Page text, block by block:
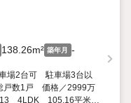
138.26m² 築年月 -
車場2台可 駐車場3台以
数1戸 価格／2999万
13 4LDK 105.16平米